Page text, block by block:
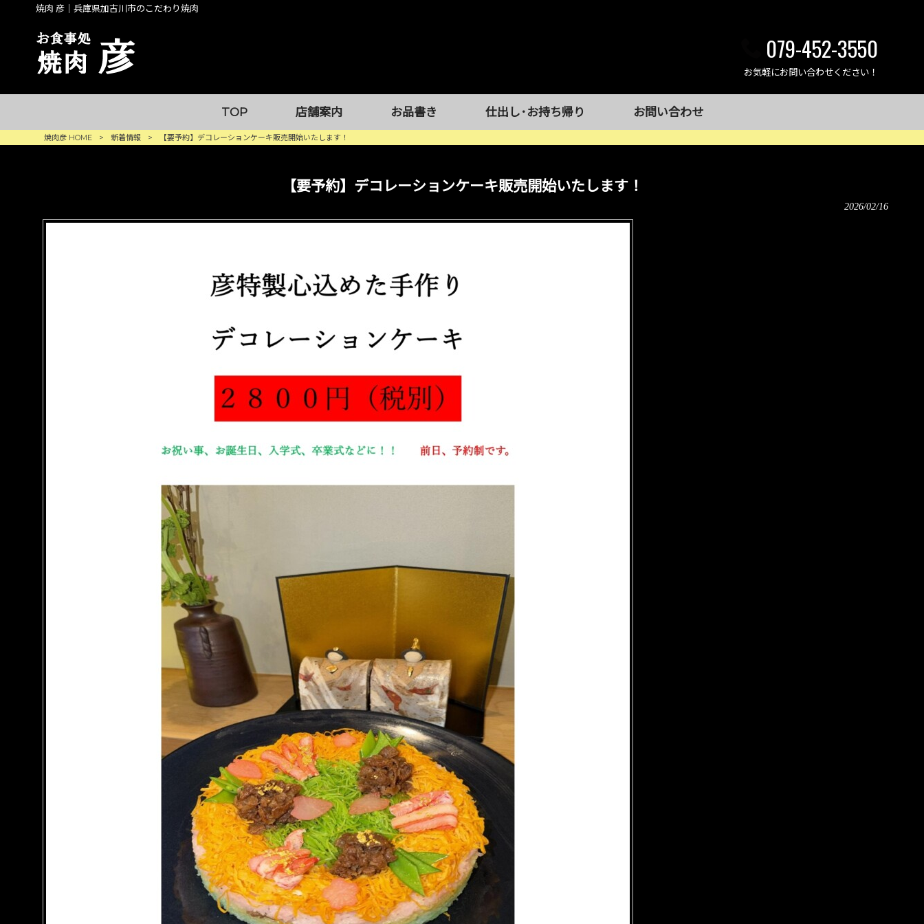
焼肉 彦｜兵庫県加古川市のこだわり焼肉
079-452-3550
お気軽にお問い合わせください！
TOP 店舗案内 お品書き 仕出し･お持ち帰り お問い合わせ
焼肉彦 HOME > 新着情報 > 【要予約】デコレーションケーキ販売開始いたします！
【要予約】デコレーションケーキ販売開始いたします！
2026/02/16